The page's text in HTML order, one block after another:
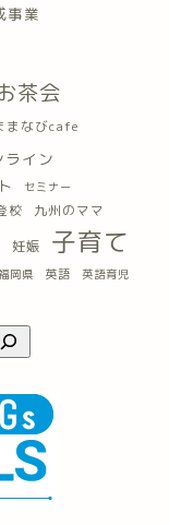
事業
茶会
まなびcafe
ライン
セミナー
校 九州のママ
妊娠 子育て
岡県 英語 英語育児